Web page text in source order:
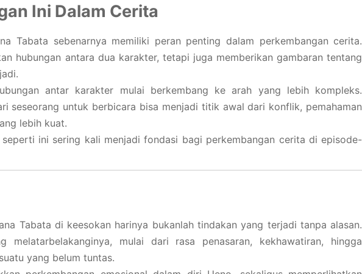
Ini Dalam Cerita
Tabata sebenarnya memiliki peran penting dalam perkembangan cerita.
hubungan antara dua karakter, tetapi juga memberikan gambaran tentang
antar karakter mulai berkembang ke arah yang lebih kompleks.
seseorang untuk berbicara bisa menjadi titik awal dari konflik, pemahaman
lebih kuat.
ini sering kali menjadi fondasi bagi perkembangan cerita di episode-
Tabata di keesokan harinya bukanlah tindakan yang terjadi tanpa alasan.
melatarbelakanginya, mulai dari rasa penasaran, kekhawatiran, hingga
yang belum tuntas.